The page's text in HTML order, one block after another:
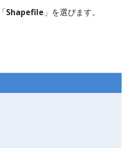
Shapefile 」を選びます。